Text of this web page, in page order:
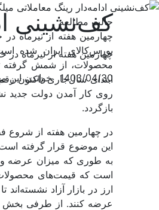
کف‌نشینی
چهارمین هفته از تیرماه
1403/04/30
خواندن این محتوا 1 دقیقه و 33
حالت مطالعه
چهارمین هفته از تیرماه
بورس‌کالای ایران شده
محصولات، از شمش گرفته
ابتدای سال‌جاری تاکنون
روی کار آمدن دولت جدید
بازگردد.
در چهارمین هفته از شروع
این موضوع قرار گرفته است.
به طوری که میزان عرضه‌‌‌ و
است که قیمت‌های محصولات
ارز در بازار آزاد
عرضه کنند. از طرفی بخش